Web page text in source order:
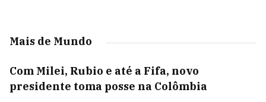
Mais de Mundo
Com Milei, Rubio e até a Fifa, novo
presidente toma posse na Colômbia